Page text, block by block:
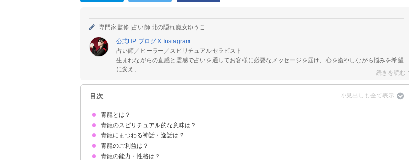
専門家監修 |占い師 北の隠れ魔女ゆうこ
公式HP ブログX Instagram
占い師／ヒーラー／スピリチュアルセラピスト
生まれながらの直感と霊感で占いを通してお客様に必要なメッセージを届け、心を癒やしながら悩みを希望
に変え、...
目次
青龍とは？
五行思想に基づく中国の伝説上の神獣
青龍のスピリチュアル的な意味は？
①長男の守護神
②物事のはじまりの象徴
③成功の兆し
④出世の暗示
⑤富を招く象徴
青龍にまつわる神話・逸話は？
①青龍とパワーストーンの関係
②チマキの起源
③青龍の恩返し
④青龍湖の伝説
青龍のご利益は？
①金運上昇
②仕事運アップ
③勝負運増幅
④災難除け
⑤対人円満
青龍の能力・性格は？